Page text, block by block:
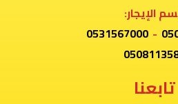
الإيجار:
-
0531567000
تابعنا